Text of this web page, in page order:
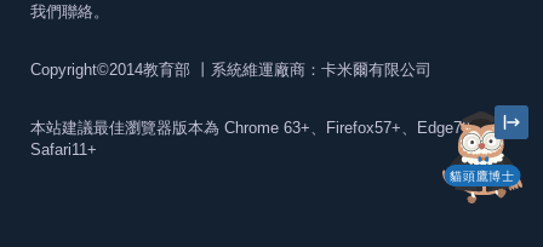
貓頭鷹博士
我們聯絡。
Copyright©2014教育部 丨系統維運廠商：卡米爾有限公司
本站建議最佳瀏覽器版本為 Chrome 63+、Firefox57+、Edge79+及
Safari11+